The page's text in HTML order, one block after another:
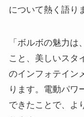
について熱く語り
「ボルボの魅力
こと、美しいスタ
のインフォテイン
ります。電動パワ
できたことで、よ